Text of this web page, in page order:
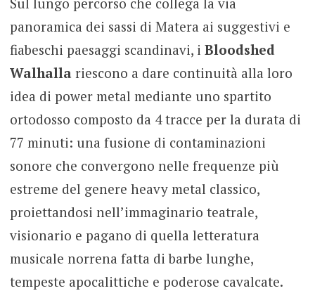
panoramica dei sassi di Matera ai suggestivi e
fiabeschi paesaggi scandinavi, i Bloodshed
Walhalla riescono a dare continuità alla loro
idea di power metal mediante uno spartito
ortodosso composto da 4 tracce per la durata di
77 minuti: una fusione di contaminazioni
sonore che convergono nelle frequenze più
estreme del genere heavy metal classico,
proiettandosi nell’immaginario teatrale,
visionario e pagano di quella letteratura
musicale norrena fatta di barbe lunghe,
tempeste apocalittiche e poderose cavalcate.